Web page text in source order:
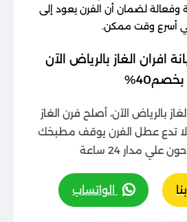
وفعالة لضمان أن الفرن يعود إلى
أسرع وقت ممكن.
افران الغاز بالرياض الآن
بخصم40%
بالرياض الآن، أصلح فرن الغاز
لا تدع عطل الفرن يوقف مطبخك
علي مدار 24 ساعة
الواتساب